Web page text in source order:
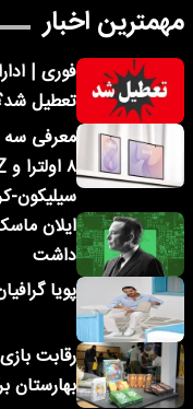
مهمترین اخبار
تعطیل
سیلیکون-
داشت
پویا
رقابت
بهارستان